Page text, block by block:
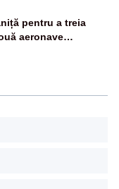
pentru a treia
aeronave
au fost ridicate de la